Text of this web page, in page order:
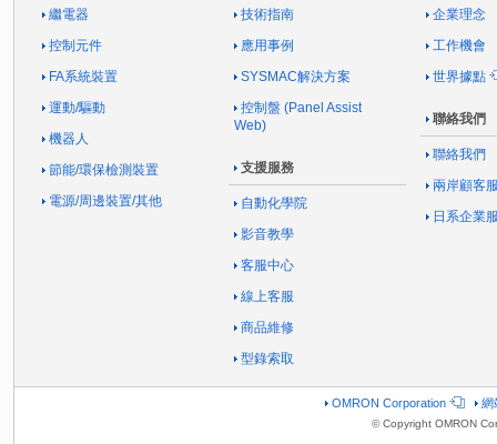
繼電器
控制元件
FA系統裝置
運動/驅動
機器人
節能/環保檢測裝置
電源/周邊裝置/其他
技術指南
應用事例
SYSMAC解決方案
控制盤 (Panel Assist
Web)
支援服務
自動化學院
影音教學
客服中心
線上客服
商品維修
型錄索取
企業理念
工作機會
世界據點
聯絡我們
聯絡我們
兩岸顧客
日系企業
OMRON Corporation 網
© Copyright OMRON